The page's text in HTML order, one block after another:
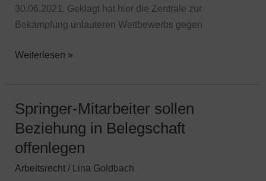
30.06.2021. Geklagt hat hier die Zentrale zur
Bekämpfung unlauteren Wettbewerbs gegen
Weiterlesen »
Springer-Mitarbeiter sollen
Beziehung in Belegschaft
offenlegen
Arbeitsrecht/ Lina Goldbach
Springer-
Mitarbeiter
Beziehung
in